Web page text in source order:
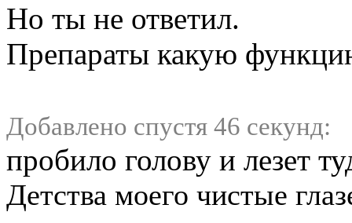
Но ты не ответил.
Препараты какую
Добавлено спустя 46 секунд:
пробило голову и лезет
Детства моего чистые